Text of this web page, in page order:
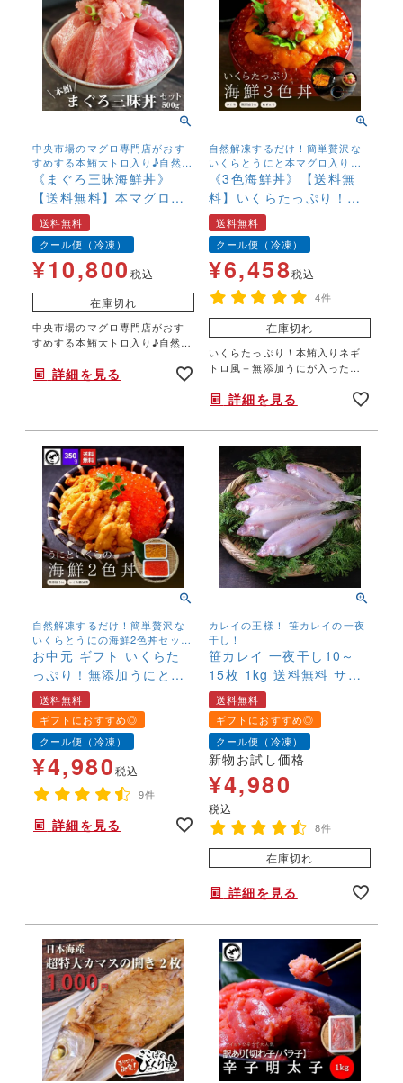
中央市場のマグロ専門店がおす
すめする本鮪大トロ入り♪自然解
凍するだけ！まぐろ三昧セッ
ト。【送料無料】
《まぐろ三昧海鮮丼》
【送料無料】本マグロ
(大トロ 中トロ 赤身 ねぎ
とろ) 500g
送料無料
クール便（冷凍）
¥10,800 税込
在庫切れ
中央市場のマグロ専門店がおす
すめする本鮪大トロ入り♪自然解
ト。【送料無料】
詳細を見る
自然解凍するだけ！簡単贅沢な
いくらとうにと本マグロ入りネ
ギトロ風の海鮮3色丼セット。
【送料無料】でお届け♪
《3色海鮮丼》【送料無
料】いくらたっぷり！無
添加ウニ 本マグロ入りネ
ギトロ 550g
送料無料
クール便（冷凍）
¥6,458税込
4件
在庫切れ
いくらたっぷり！本鮪入りネギ
トロ風＋無添加うにが入った豪
詳細を見る
自然解凍するだけ！簡単贅沢な
いくらとうにの海鮮2色丼セッ
ト。【送料無料】でお届け♪
お中元 ギフト いくらた
っぷり！無添加うにと海
鮮2色丼 お中元 イク
ラ ウニ 送料無料 簡
単 贅沢
送料無料
ギフトにおすすめ◎
クール便（冷凍）
¥4,980税込
9件
詳細を見る
カレイの王様！ 笹カレイの一夜
干し！
笹カレイ 一夜干し10～
15枚 1kg 送料無料 ササ
カレイ かれい 干物
ひもの
送料無料
ギフトにおすすめ◎
クール便（冷凍）
新物お試し価格
¥4,980
税込
8件
在庫切れ
詳細を見る